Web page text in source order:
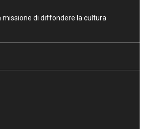
missione di diffondere la cultura